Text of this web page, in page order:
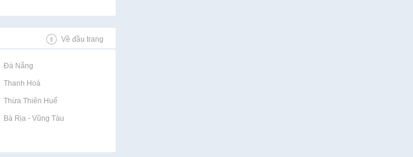
Về đầu trang
Đà Nẵng
Thanh Hoá
Thừa Thiên Huế
Bà Rịa - Vũng Tàu